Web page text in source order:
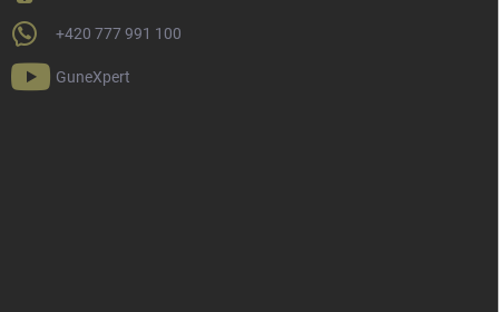
+420 777 991 100
GuneXpert